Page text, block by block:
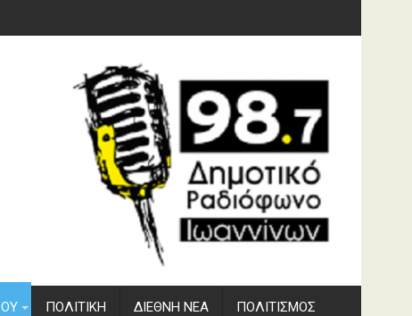
Αώου
ΠΟΛΙΤΙΚΉ ΔΙΕΘΝΉ ΝΈΑ ΠΟΛΙΤΙΣΜΌΣ